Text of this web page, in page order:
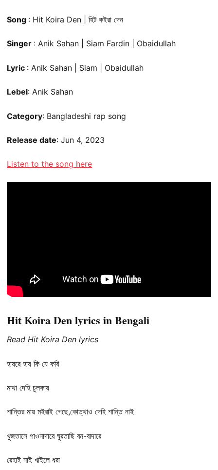
Song : Hit Koira Den | হিট কইরা দেন
Singer : Anik Sahan | Siam Fardin | Obaidullah
Lyric : Anik Sahan | Siam | Obaidullah
Lebel: Anik Sahan
Category: Bangladeshi rap song
Release date: Jun 4, 2023
Listen to the song here
Hit Koira Den lyrics in Bengali
Read Hit Koira Den lyrics
হায়রে হায় কি যে করি
মাথা দেহি চুলকায়
শান্তির মায় মইরাই গেছে,কোত্থাও দেহি শান্তি নাই
খুজতাসে পাওনাদারে ঘুরতাছি বন-বাদারে
রেহাই নাই খাইলে ধরা